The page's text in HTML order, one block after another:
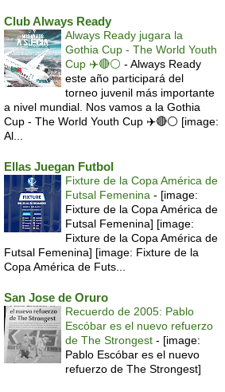
Club Always Ready
Always Ready jugara la
Gothia Cup - The World Youth
Cup ✈️🔴⚪️ - Always Ready
este año participará del
torneo juvenil más importante
a nivel mundial. Nos vamos a la Gothia
Cup - The World Youth Cup ✈️🔴⚪️ [image:
Al...
Ellas Juegan Futbol
Fixture de la Copa América de
Futsal Femenina - [image:
Fixture de la Copa América de
Futsal Femenina] [image:
Fixture de la Copa América de
Futsal Femenina] [image: Fixture de la
Copa América de Futs...
San Jose de Oruro
Recuerdo de 2005: Pablo
Escóbar es el nuevo refuerzo
de The Strongest - [image:
Pablo Escóbar es el nuevo
refuerzo de The Strongest]